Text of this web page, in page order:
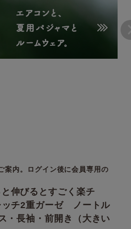
案内。ログイン後に会員専用の
伸びるとすごく楽チ
ッチ2重ガーゼ ノートル
・長袖・前開き（大きい